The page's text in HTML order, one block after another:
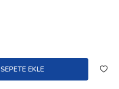
SEPETE EKLE